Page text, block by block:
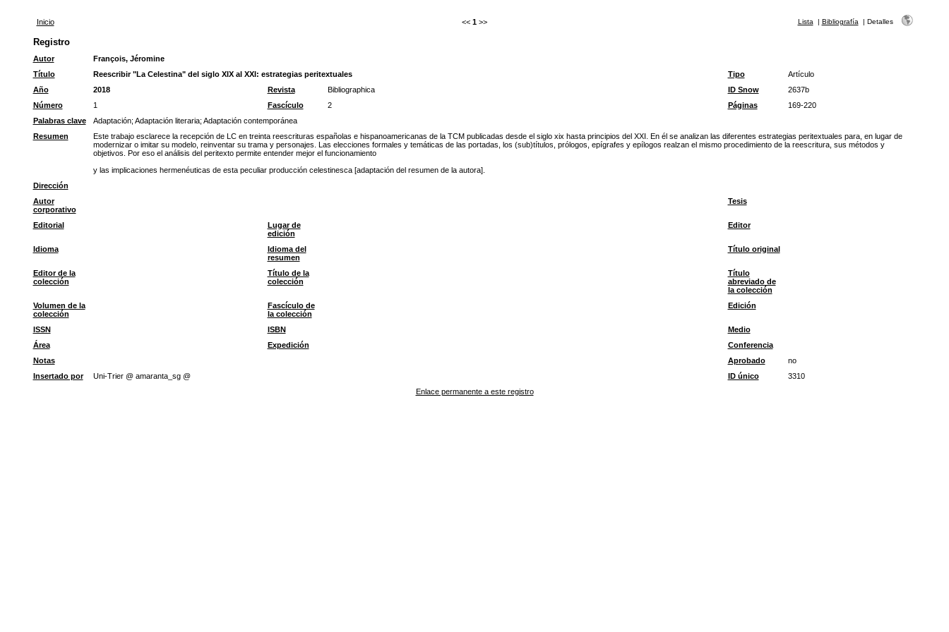
Inicio << 1 >> Lista | Bibliografía | Detalles
Registro
Autor
François, Jéromine
Título
Reescribir "La Celestina" del siglo XIX al XXI: estrategias peritextuales Tipo
Artículo
Año
2018 Revista Bibliographica ID Snow
2637b
Número
1 Fascículo 2 Páginas
169-220
Palabras clave
Adaptación; Adaptación literaria; Adaptación contemporánea
Resumen
Este trabajo esclarece la recepción de LC en treinta reescrituras españolas e hispanoamericanas de la TCM publicadas desde el siglo xix hasta principios del XXI. En él se analizan las diferentes estrategias peritextuales para, en lugar de
modernizar o imitar su modelo, reinventar su trama y personajes. Las elecciones formales y temáticas de las portadas, los (sub)títulos, prólogos, epígrafes y epílogos realzan el mismo procedimiento de la reescritura, sus métodos y
objetivos. Por eso el análisis del peritexto permite entender mejor el funcionamiento
y las implicaciones hermenéuticas de esta peculiar producción celestinesca [adaptación del resumen de la autora].
Dirección
Autor
corporativo
Tesis
Editorial
Lugar de
edición
Editor
Idioma
Idioma del
resumen
Título original
Editor de la
colección
Título de la
colección
Título
abreviado de
la colección
Volumen de la
colección
Fascículo de
la colección
Edición
ISSN ISBN
Medio
Área
Expedición
Conferencia
Notas
Aprobado
no
Insertado por
Uni-Trier @ amaranta_sg @ ID único
3310
Enlace permanente a este registro